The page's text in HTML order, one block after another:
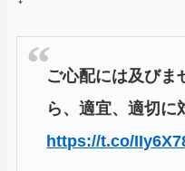
ご心配には及びま
ら、適宜、適切に
https://t.co/